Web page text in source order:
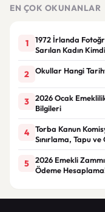
EN ÇOK OKUNANLAR
1
1972 İrlanda
Sarılan Kadın
2 Okullar Hangi
3
2026 Ocak
Bilgileri
4
Torba Kanun
Sınırlama, Tapu
5
2026 Emekli
Ödeme